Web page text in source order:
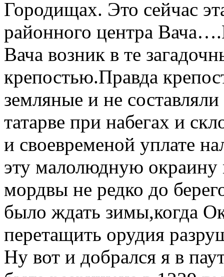
Городищах. Это сейчас
районного центра
Вача возник в те
крепостью.Правда
земляные и не
татарве при набегах и
и своевременой уплате
эту малолюдную окраину
мордвы не редко до
было ждать зимы,когда
перетащить орудия
Ну вот и добрался я в